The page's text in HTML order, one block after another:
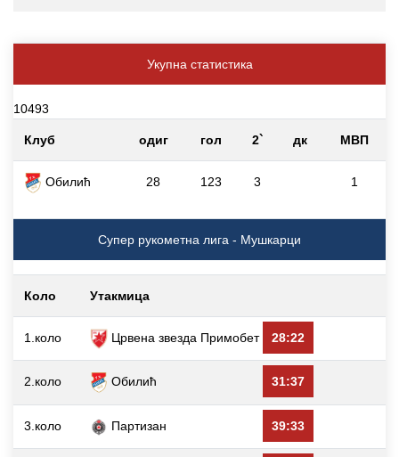
Укупна статистика
10493
Клуб одиг гол 2` дк МВП
Обилић 28 123 3 1
Супер рукометна лига - Мушкарци
Коло Утакмица
1.коло Црвена звезда Примобет 28:22
2.коло Обилић 31:37
3.коло Партизан 39:33